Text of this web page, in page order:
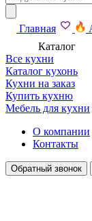
Главная
Каталог
Все кухни
Каталог кухонь
Кухни на заказ
Купить кухню
Мебель для кухни
О компании
Контакты
Обратный звонок